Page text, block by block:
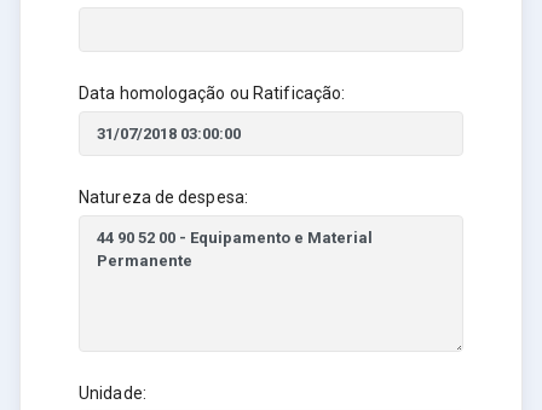
Data homologação ou Ratificação:
Natureza de despesa:
Unidade: